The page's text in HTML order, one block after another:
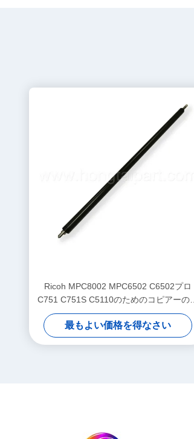
Ricoh MPC8002 MPC6502 C6502プロ
C751 C751S C5110のためのコピアーの一
次電荷のローラー
最もよい価格を得なさい